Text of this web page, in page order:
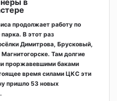
в
продолжает работу по
В этот раз
Димитрова, Брусковый,
Там долгие
проржавевшими баками
время силами ЦКС эти
пришло 53 новых